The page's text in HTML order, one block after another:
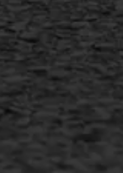
MEER INFORMATIE
Inschrijven nieuwsbrief
Duurzaam ondernemen